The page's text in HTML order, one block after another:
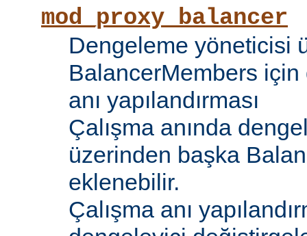
mod_proxy_balancer
Dengeleme yöneticisi
BalancerMembers için
anı yapılandırması
Çalışma anında
üzerinden başka
eklenebilir.
Çalışma anı